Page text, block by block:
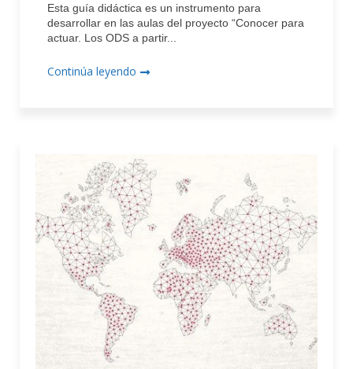
Esta guía didáctica es un instrumento para
desarrollar en las aulas del proyecto “Conocer para
actuar. Los ODS a partir...
Continúa leyendo